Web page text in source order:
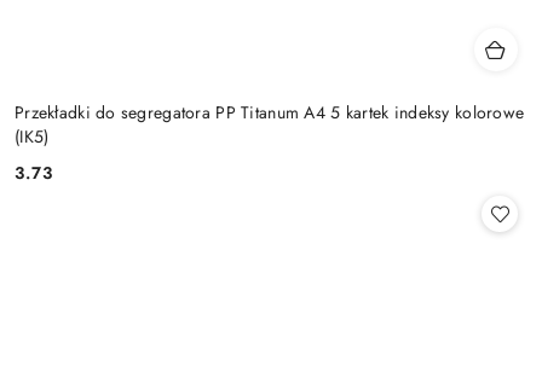
Przekładki do segregatora PP Titanum A4 5 kartek indeksy kolorowe
(IK5)
Cena:
3.73